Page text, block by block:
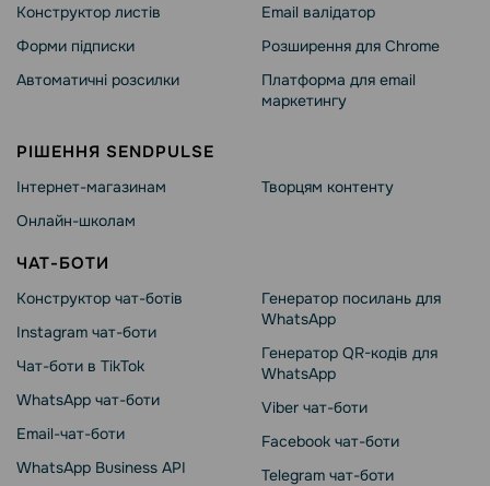
Конструктор листів
Форми підписки
Автоматичні розсилки
Email валідатор
Розширення для Chrome
Платформа для email
маркетингу
РІШЕННЯ SENDPULSE
Інтернет-магазинам
Онлайн-школам
Творцям контенту
ЧАТ-БОТИ
Конструктор чат-ботів
Instagram чат-боти
Чат-боти в TikTok
WhatsApp чат-боти
Email-чат-боти
WhatsApp Business API
Генератор посилань для
WhatsApp
Генератор QR-кодів для
WhatsApp
Viber чат-боти
Facebook чат-боти
Telegram чат-боти